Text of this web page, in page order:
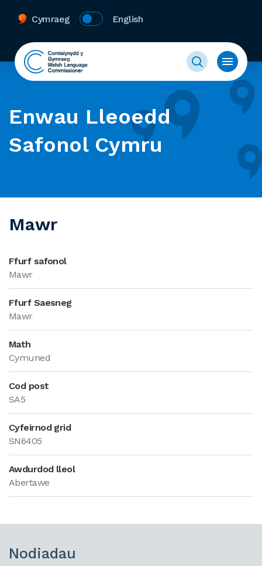
Cymraeg English
Enwau Lleoedd
Safonol Cymru
Mawr
Ffurf safonol
Mawr
Ffurf Saesneg
Mawr
Math
Cymuned
Cod post
SA5
Cyfeirnod grid
SN6405
Awdurdod lleol
Abertawe
Nodiadau